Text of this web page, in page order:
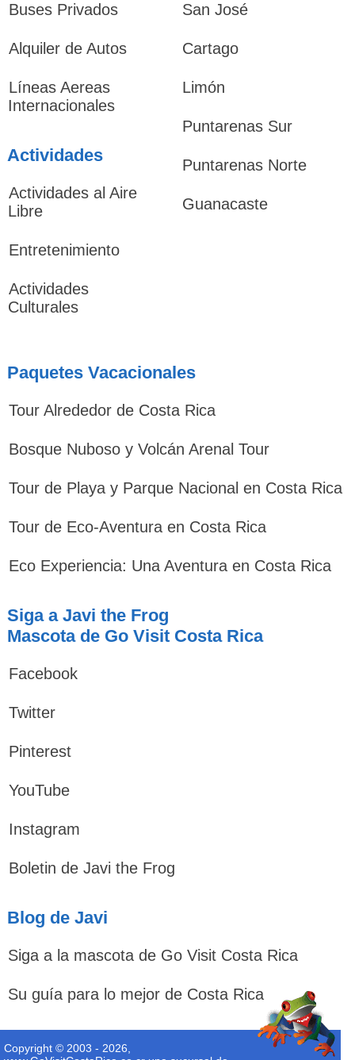
Buses Privados
Alquiler de Autos
Líneas Aereas
Internacionales
Actividades
Actividades al Aire
Libre
Entretenimiento
Actividades
Culturales
San José
Cartago
Limón
Puntarenas Sur
Puntarenas Norte
Guanacaste
Paquetes Vacacionales
Tour Alrededor de Costa Rica
Bosque Nuboso y Volcán Arenal Tour
Tour de Playa y Parque Nacional en Costa Rica
Tour de Eco-Aventura en Costa Rica
Eco Experiencia: Una Aventura en Costa Rica
Siga a Javi the Frog
Mascota de Go Visit Costa Rica
Facebook
Twitter
Pinterest
YouTube
Instagram
Boletin de Javi the Frog
Blog de Javi
Siga a la mascota de Go Visit Costa Rica
Su guía para lo mejor de Costa Rica
Copyright © 2003 - 2026,